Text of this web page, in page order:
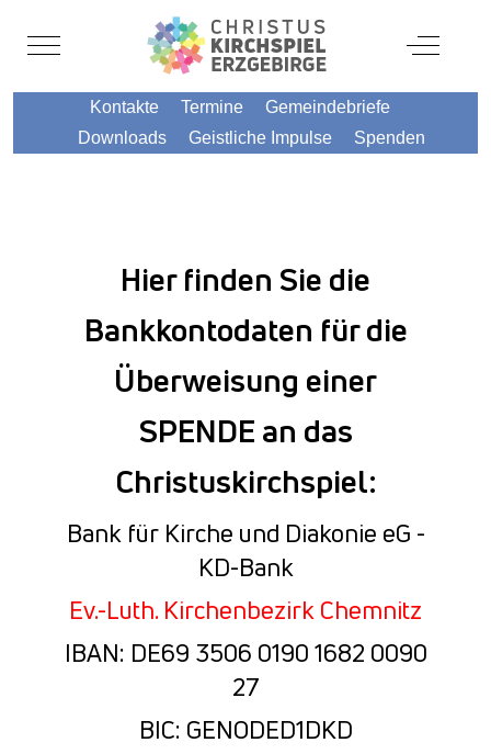
Mobile Menu Toggle Off-
Kontakte Termine
Gemeindebriefe
Downloads
Geistliche Impulse Spenden
Hier finden Sie die
Bankkontodaten für die
Überweisung einer
SPENDE an das
Christuskirchspiel:
Bank für Kirche und Diakonie eG -
KD-Bank
Ev.-Luth. Kirchenbezirk Chemnitz
IBAN: DE69 3506 0190 1682 0090
27
BIC: GENODED1DKD